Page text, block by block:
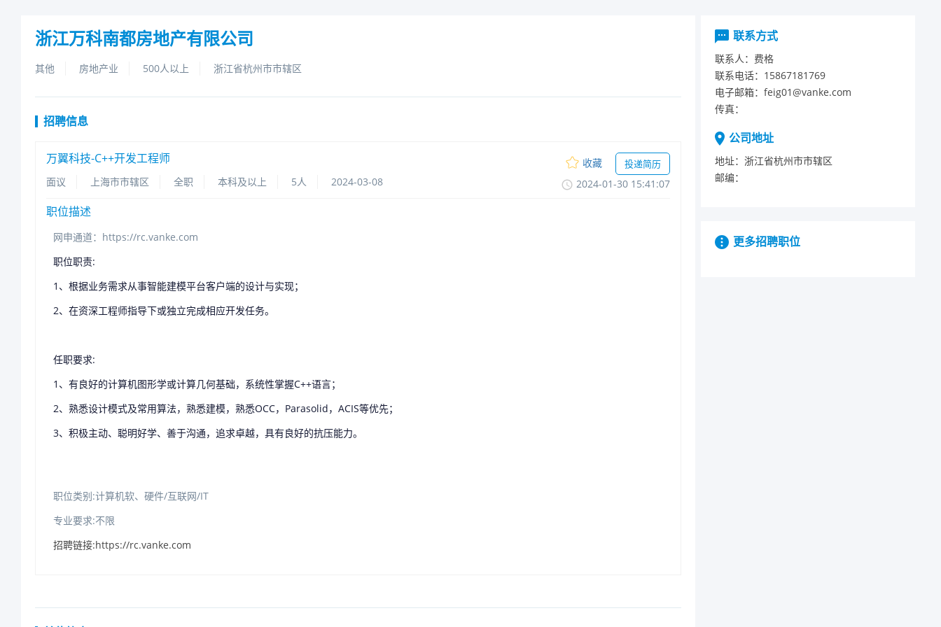
浙江万科南都房地产有限公司
其他 房地产业 500人以上 浙江省杭州市市辖区
招聘信息
万翼科技-C++开发工程师
面议 上海市市辖区 全职 本科及以上 5人 2024-03-08
收藏 投递简历
2024-01-3015:41:07
职位描述
网申通道：https://rc.vanke.com
职位职责:
1、根据业务需求从事智能建模平台客户端的设计与实现；
2、在资深工程师指导下或独立完成相应开发任务。
任职要求:
1、有良好的计算机图形学或计算几何基础，系统性掌握C++语言；
2、熟悉设计模式及常用算法，熟悉建模，熟悉OCC，Parasolid，ACIS等优先；
3、积极主动、聪明好学、善于沟通，追求卓越，具有良好的抗压能力。
职位类别:计算机软、硬件/互联网/IT
专业要求:不限
招聘链接:https://rc.vanke.com
联系方式
联系人： 费格
联系电话： 15867181769
电子邮箱： feig01@vanke.com
传真：
公司地址
地址： 浙江省杭州市市辖区
邮编：
更多招聘职位